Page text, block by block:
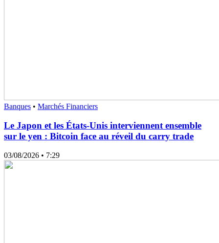
Banques • Marchés Financiers
Le Japon et les États-Unis interviennent ensemble
sur le yen : Bitcoin face au réveil du carry trade
03/08/2026 • 7:29